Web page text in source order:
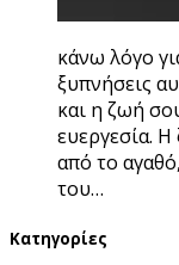
κάνω λόγο
ξυπνήσεις
και η ζωή
ευεργεσία.
από το
του…
Kατηγορίες